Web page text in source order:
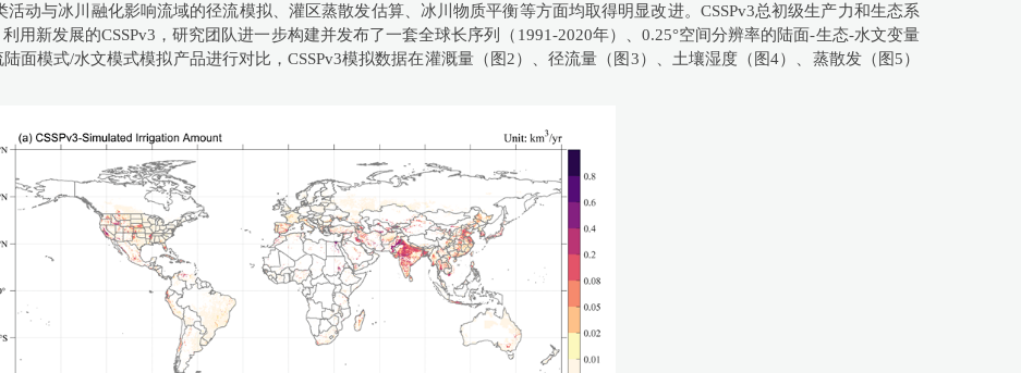
活动与冰川融化影响流域的径流模拟、灌区蒸散发估算、冰川物质平衡等方面均取得明显改进。CSSPv3总初级生产力和生态系
用新发展的CSSPv3，研究团队进一步构建并发布了一套全球长序列（1991-2020年）、0.25°空间分辨率的陆面-生态-水文变量
面模式/水文模式模拟产品进行对比，CSSPv3模拟数据在灌溉量（图2）、径流量（图3）、土壤湿度（图4）、蒸散发（图5）